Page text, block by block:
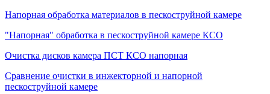
Напорная обработка материалов в пескоструйной камере
"Напорная" обработка в пескоструйной камере КСО
Очистка дисков камера ПСТ КСО напорная
Сравнение очистки в инжекторной и напорной
пескоструйной камере